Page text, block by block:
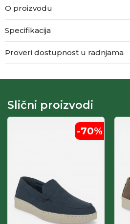
O proizvodu
Specifikacija
Proveri dostupnost u radnjama
Slični proizvodi
-70%